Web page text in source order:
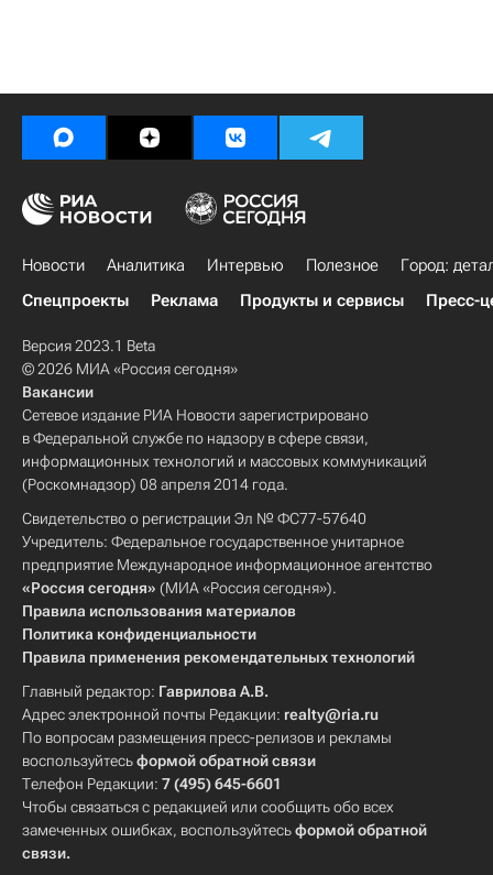
Новости Аналитика Интервью Полезное
Город:
Спецпроекты
Реклама Продукты и сервисы Пресс-
Версия 2023.1 Beta
© 2026 МИА «Россия сегодня»
Вакансии
Сетевое издание РИА Новости зарегистрировано
в Федеральной службе по надзору в сфере связи,
информационных технологий и массовых коммуникаций
(Роскомнадзор) 08 апреля 2014 года.
Свидетельство о регистрации Эл № ФС77-57640
Учредитель: Федеральное государственное унитарное
предприятие Международное информационное агентство
«Россия сегодня» (МИА «Россия сегодня»).
Правила использования материалов
Политика конфиденциальности
Правила применения рекомендательных технологий
Главный редактор: Гаврилова А.В.
Адрес электронной почты Редакции: realty@ria.ru
По вопросам размещения пресс-релизов и рекламы
воспользуйтесьформой обратной связи
Телефон Редакции: 7 (495) 645-6601
Чтобы связаться с редакцией или сообщить обо всех
замеченных ошибках, воспользуйтесьформой обратной
связи.